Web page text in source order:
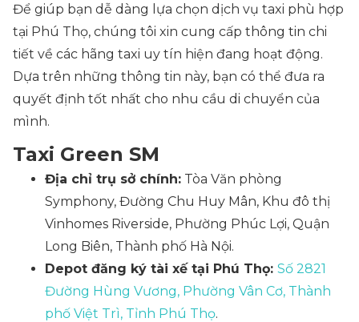
Để giúp bạn dễ dàng lựa chọn dịch vụ taxi phù hợp
tại Phú Thọ, chúng tôi xin cung cấp thông tin chi
tiết về các hãng taxi uy tín hiện đang hoạt động.
Dựa trên những thông tin này, bạn có thể đưa ra
quyết định tốt nhất cho nhu cầu di chuyển của
mình.
Taxi Green SM
Địa chỉ trụ sở chính: Tòa Văn phòng
Symphony, Đường Chu Huy Mân, Khu đô thị
Vinhomes Riverside, Phường Phúc Lợi, Quận
Long Biên, Thành phố Hà Nội.
Depot đăng ký tài xế tại Phú Thọ: Số 2821
Đường Hùng Vương, Phường Vân Cơ, Thành
phố Việt Trì, Tỉnh Phú Thọ.